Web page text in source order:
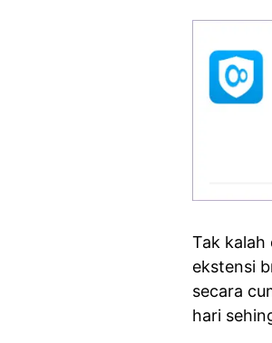
Tak kalah
ekstensi
secara
hari